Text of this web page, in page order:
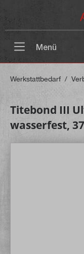
Menü
Werkstattbedarf /
Titebond III
wasserfest,